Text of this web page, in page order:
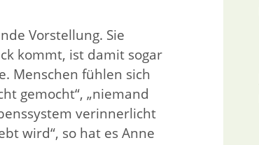
Vorstellung. Sie
kommt, ist damit sogar
Menschen fühlen sich
gemocht“, „niemand
verinnerlicht
wird“, so hat es Anne